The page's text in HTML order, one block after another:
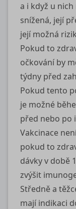
a i když u
snížená, její
její možná
Pokud to
očkování by
týdny před
Pokud tento
je možné
před nebo po
Vakcinace
pokud to
dávky v době
zvýšit
Středně a
mají indikaci